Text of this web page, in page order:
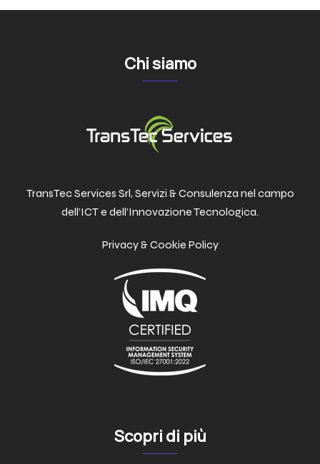
Chi siamo
TransTec Services Srl, Servizi & Consulenza nel campo
dell’ICT e dell’Innovazione Tecnologica.
Privacy & Cookie Policy
Scopri di più